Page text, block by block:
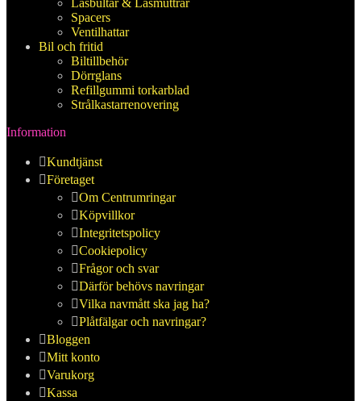
Spacers
Ventilhattar
Bil och fritid
Biltillbehör
Dörrglans
Refillgummi torkarblad
Strålkastarrenovering
Information
Kundtjänst
Företaget
Om Centrumringar
Köpvillkor
Integritetspolicy
Cookiepolicy
Frågor och svar
Därför behövs navringar
Vilka navmått ska jag ha?
Plåtfälgar och navringar?
Bloggen
Mitt konto
Varukorg
Kassa